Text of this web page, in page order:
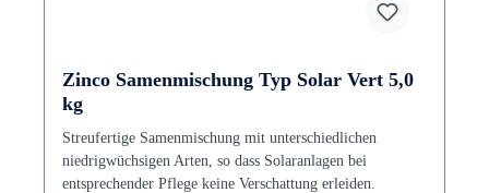
Zinco Samenmischung Typ Solar Vert 5,0
kg
Streufertige Samenmischung mit unterschiedlichen
niedrigwüchsigen Arten, so dass Solaranlagen bei
entsprechender Pflege keine Verschattung erleiden.